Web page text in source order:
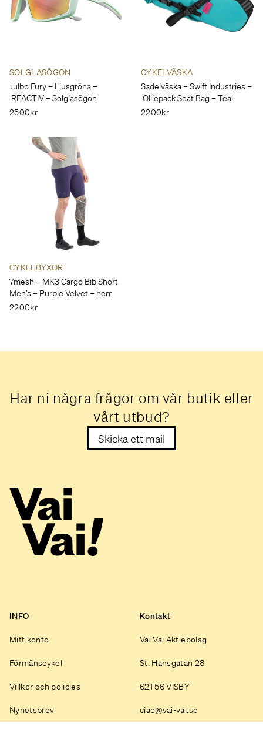
SOLGLASÖGON
Julbo Fury – Ljusgröna –
REACTIV – Solglasögon
2500kr
CYKELVÄSKA
Sadelväska – Swift Industries –
Olliepack Seat Bag – Teal
2200kr
CYKELBYXOR
7mesh – MK3 Cargo Bib Short
Men’s – Purple Velvet – herr
2200kr
Har ni några frågor om vår butik eller
vårt utbud?
Skicka ett mail
INFO
Mitt konto
Förmånscykel
Villkor och policies
Nyhetsbrev
Kontakt
Vai Vai Aktiebolag
St. Hansgatan 28
621 56 VISBY
ciao@vai-vai.se